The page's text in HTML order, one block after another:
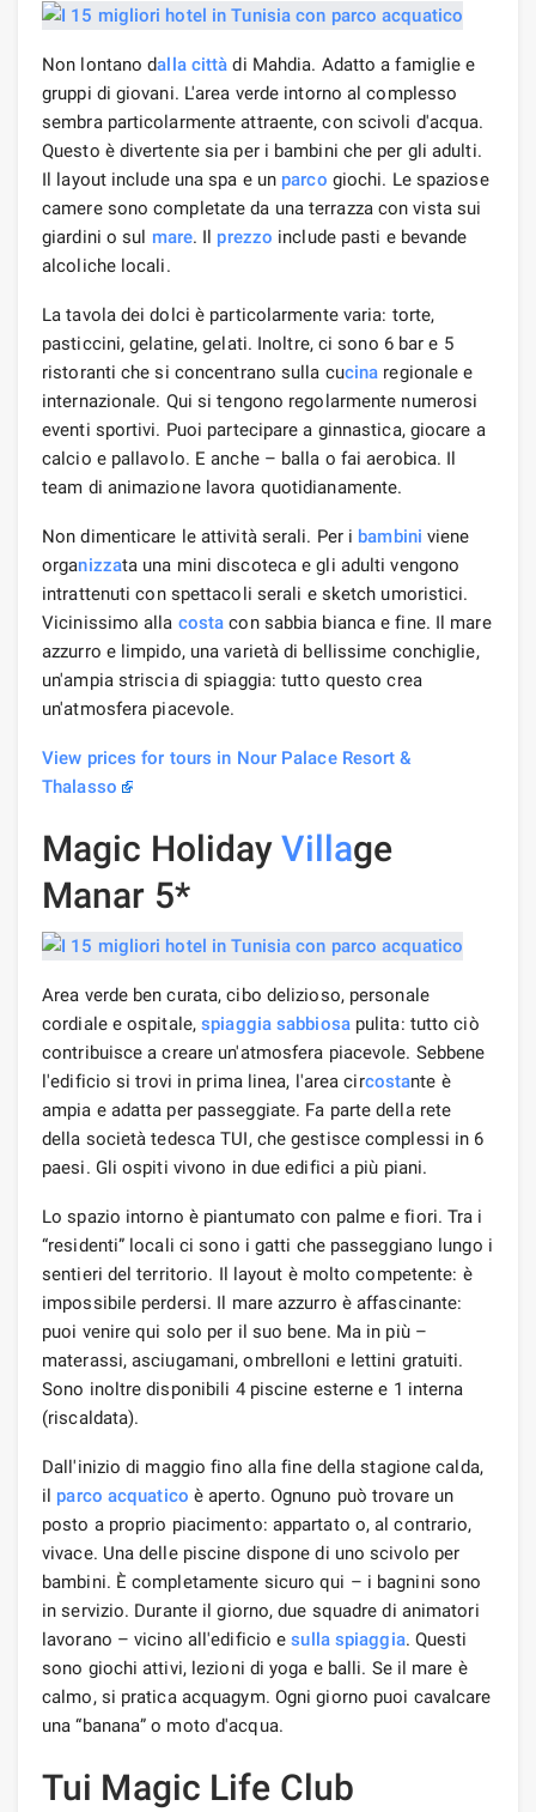
Non lontano dalla città di Mahdia. Adatto a famiglie e
gruppi di giovani. L'area verde intorno al complesso
sembra particolarmente attraente, con scivoli d'acqua.
Questo è divertente sia per i bambini che per gli adulti.
Il layout include una spa e un parco giochi. Le spaziose
camere sono completate da una terrazza con vista sui
giardini o sul mare. Il prezzo include pasti e bevande
alcoliche locali.
La tavola dei dolci è particolarmente varia: torte,
pasticcini, gelatine, gelati. Inoltre, ci sono 6 bar e 5
ristoranti che si concentrano sulla cucina regionale e
internazionale. Qui si tengono regolarmente numerosi
eventi sportivi. Puoi partecipare a ginnastica, giocare a
calcio e pallavolo. E anche – balla o fai aerobica. Il
team di animazione lavora quotidianamente.
Non dimenticare le attività serali. Per i bambini viene
organizzata una mini discoteca e gli adulti vengono
intrattenuti con spettacoli serali e sketch umoristici.
Vicinissimo alla costa con sabbia bianca e fine. Il mare
azzurro e limpido, una varietà di bellissime conchiglie,
un'ampia striscia di spiaggia: tutto questo crea
un'atmosfera piacevole.
View prices for tours in Nour Palace Resort &
Thalasso
Magic HolidayVillage
Manar 5*
Area verde ben curata, cibo delizioso, personale
cordiale e ospitale,spiaggia sabbiosapulita: tutto ciò
contribuisce a creare un'atmosfera piacevole. Sebbene
l'edificio si trovi in ​​prima linea, l'area circostante è
ampia e adatta per passeggiate. Fa parte della rete
della società tedesca TUI, che gestisce complessi in 6
paesi. Gli ospiti vivono in due edifici a più piani.
Lo spazio intorno è piantumato con palme e fiori. Tra i
“residenti” locali ci sono i gatti che passeggiano lungo i
sentieri del territorio. Il layout è molto competente: è
impossibile perdersi. Il mare azzurro è affascinante:
puoi venire qui solo per il suo bene. Ma in più –
materassi, asciugamani, ombrelloni e lettini gratuiti.
Sono inoltre disponibili 4 piscine esterne e 1 interna
(riscaldata).
Dall'inizio di maggio fino alla fine della stagione calda,
il parco acquatico è aperto. Ognuno può trovare un
posto a proprio piacimento: appartato o, al contrario,
vivace. Una delle piscine dispone di uno scivolo per
bambini. È completamente sicuro qui – i bagnini sono
in servizio. Durante il giorno, due squadre di animatori
lavorano – vicino all'edificio esulla spiaggia. Questi
sono giochi attivi, lezioni di yoga e balli. Se il mare è
calmo, si pratica acquagym. Ogni giorno puoi cavalcare
una “banana” o moto d'acqua.
Tui Magic Life Club